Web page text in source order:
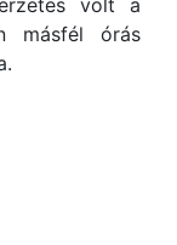
volt a
másfél órás